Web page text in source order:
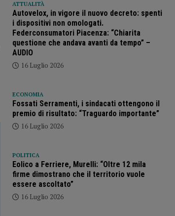
ATTUALITÀ
Autovelox, in vigore il nuovo decreto: spenti
i dispositivi non omologati.
Federconsumatori Piacenza: “Chiarita
questione che andava avanti da tempo” –
AUDIO
16 Luglio 2026
ECONOMIA
Fossati Serramenti, i sindacati ottengono il
premio di risultato: “Traguardo importante”
16 Luglio 2026
POLITICA
Eolico a Ferriere, Murelli: “Oltre 12 mila
firme dimostrano che il territorio vuole
essere ascoltato”
16 Luglio 2026